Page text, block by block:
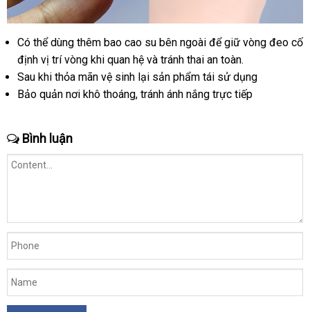
Có thể dùng thêm bao cao su bên ngoài hướng
dẫn
để giữ vòng đeo cố
định vị trí vòng khi quan hệ xuất
khẩu
và tránh thai an toàn.
Sau khi thỏa mãn vệ sinh lại sản phẩm tái sử dụng
Bảo quản nơi khô thoángbảo
, tránh ánh nắng trực tiếp
Bình luận